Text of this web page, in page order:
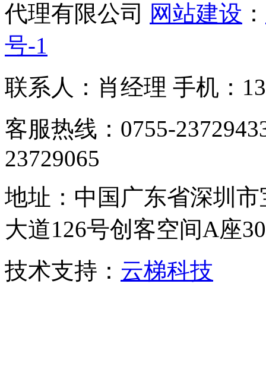
代理有限公司 网站建设 ：
号-1
联系人：肖经理 手机：
客服热线：0755-
23729065
地址：中国广东省深圳
大道126号创客空间A座
技术支持： 云梯科技